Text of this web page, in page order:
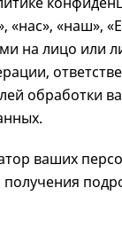
«нас», «наш»,
на лицо или
обработки
ваших